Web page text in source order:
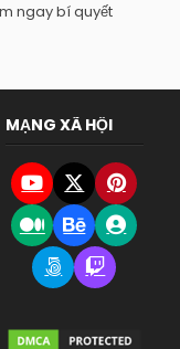
ngay bí quyết
MẠNG XÃ HỘI